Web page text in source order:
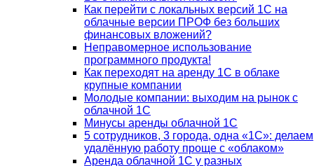
Как перейти с локальных версий 1С на
облачные версии ПРОФ без больших
финансовых вложений?
Неправомерное использование
программного продукта!
Как переходят на аренду 1С в облаке
крупные компании
Молодые компании: выходим на рынок с
облачной 1С
Минусы аренды облачной 1С
5 сотрудников, 3 города, одна «1С»: делаем
удалённую работу проще с «облаком»
Аренда облачной 1С у разных